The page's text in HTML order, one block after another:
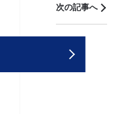
次の記事へ